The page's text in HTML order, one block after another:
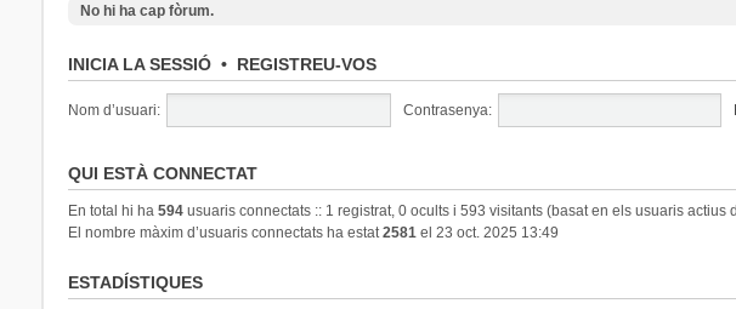
No hi ha cap fòrum.
INICIA LA SESSIÓ• REGISTREU-VOS
Nom d’usuari: Contrasenya:
QUI ESTÀ CONNECTAT
En total hi ha 594usuaris connectats :: 1 registrat, 0 ocults i 593 visitants (basat en els usuaris actius
El nombre màxim d’usuaris connectats ha estat2581el 23 oct. 2025 13:49
ESTADÍSTIQUES